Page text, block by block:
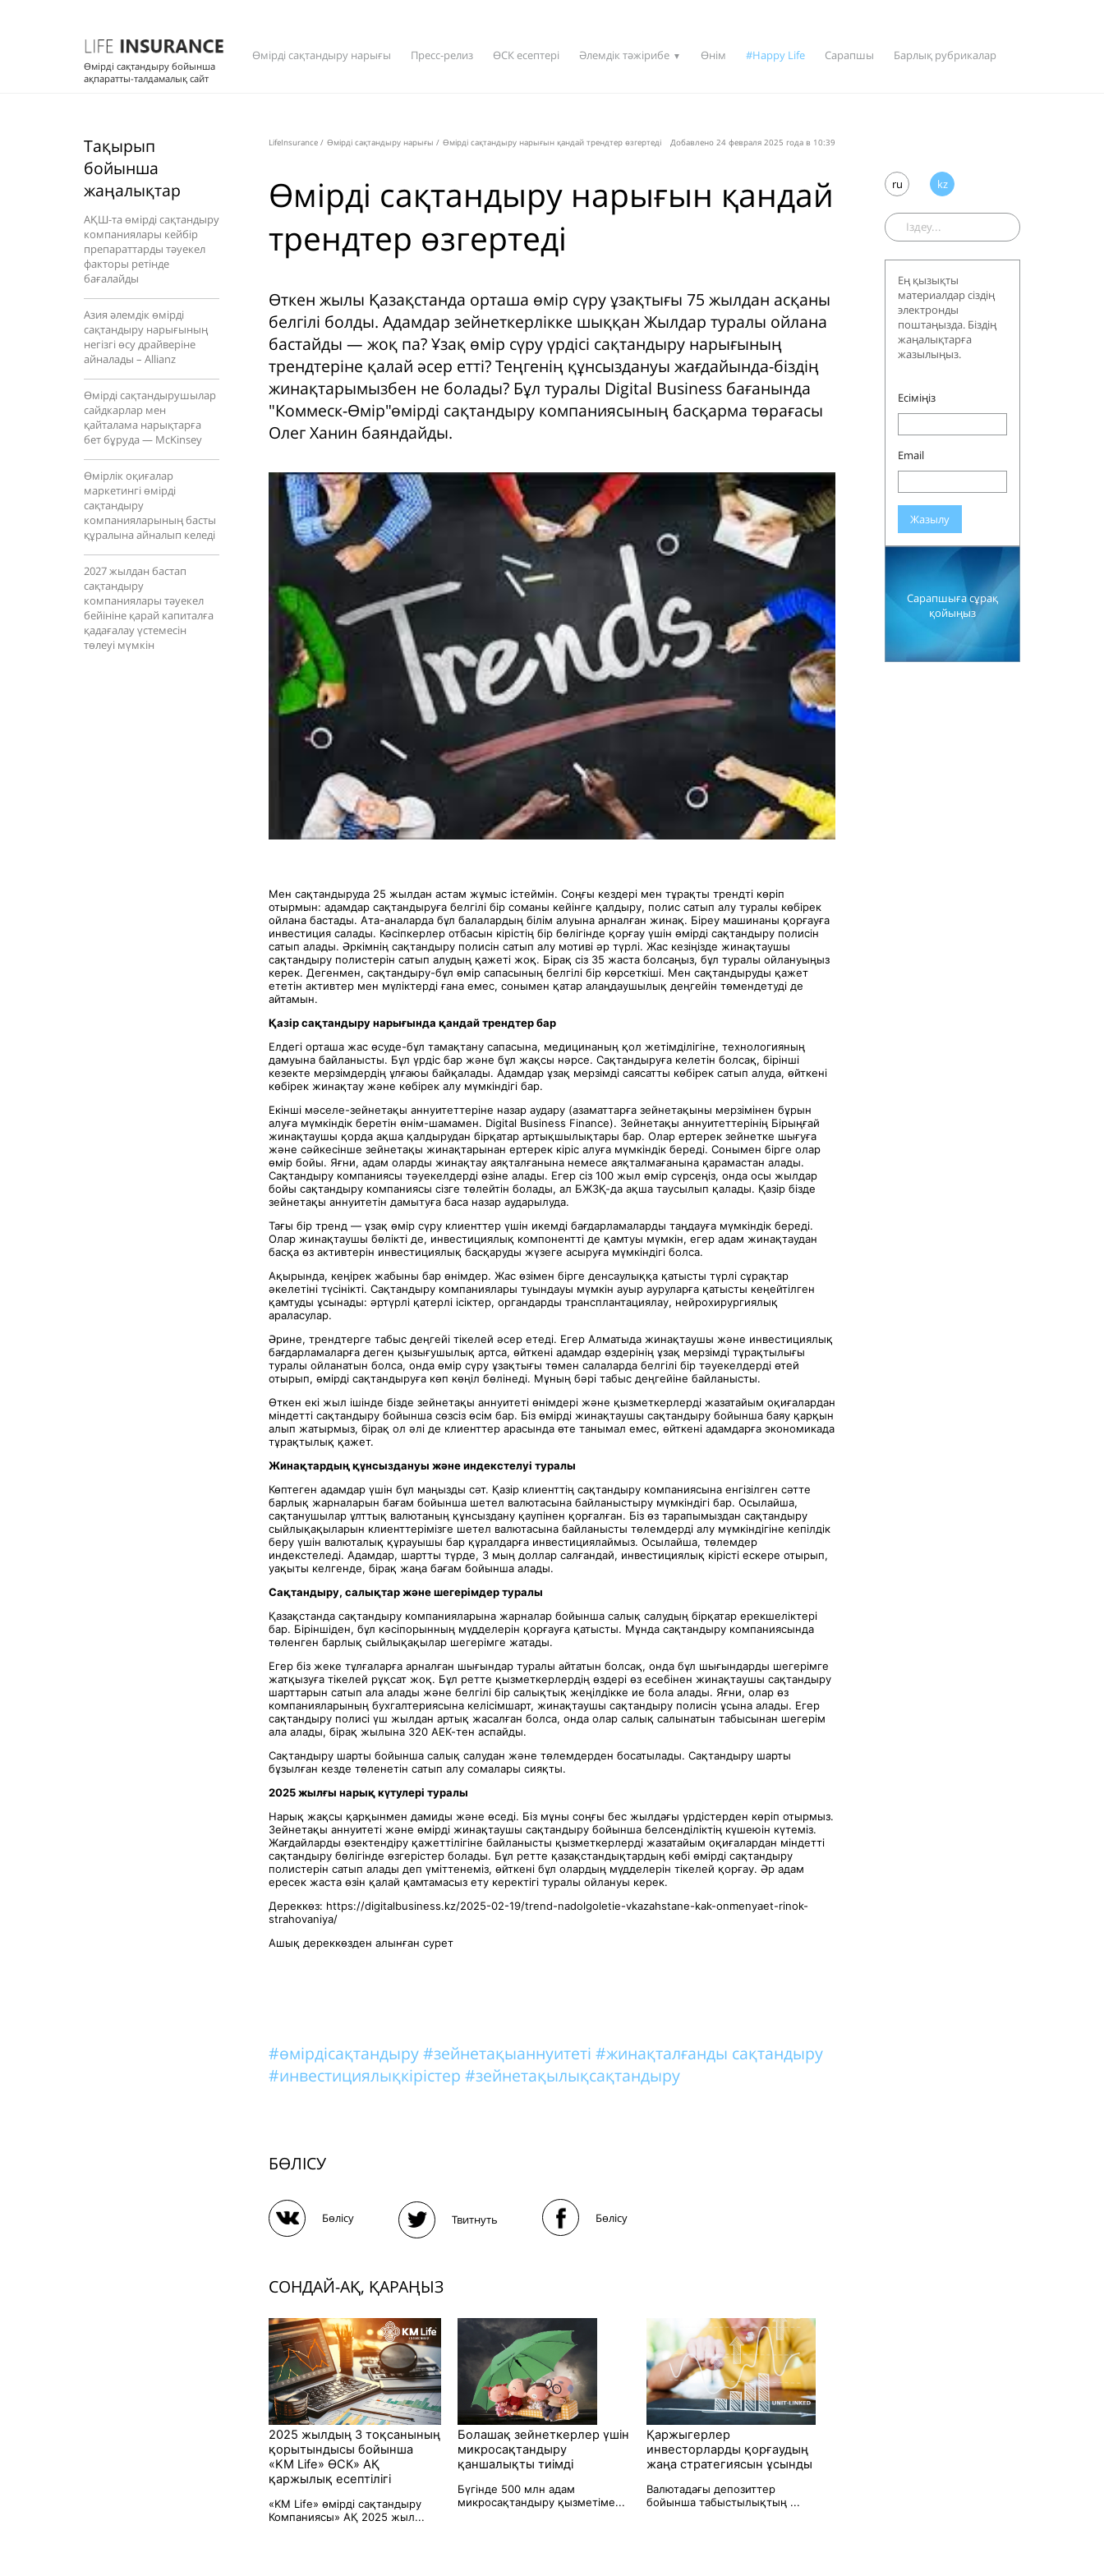
Өмірді сақтандыру бойынша
ақпаратты-талдамалық сайт
Өмірді сақтандыру нарығы Пресс-релиз ӨСК есептері Әлемдік тәжірибе ▼ Өнім #Happy Life Сарапшы Барлық рубрикалар
Тақырып
бойынша
жаңалықтар
АҚШ-та өмірді сақтандыру
компаниялары кейбір
препараттарды тәуекел
факторы ретінде
бағалайды
Азия әлемдік өмірді
сақтандыру нарығының
негізгі өсу драйверіне
айналады – Allianz
Өмірді сақтандырушылар
сайдкарлар мен
қайталама нарықтарға
бет бұруда — McKinsey
Өмірлік оқиғалар
маркетингі өмірді
сақтандыру
компанияларының басты
құралына айналып келеді
2027 жылдан бастап
сақтандыру
компаниялары тәуекел
бейініне қарай капиталға
қадағалау үстемесін
төлеуі мүмкін
LifeInsurance / Өмірді сақтандыру нарығы / Өмірді сақтандыру нарығын қандай трендтер өзгертеді Добавлено 24 февраля 2025 года в 10:39
Өмірді сақтандыру нарығын қандай
трендтер өзгертеді
Өткен жылы Қазақстанда орташа өмір сүру ұзақтығы 75 жылдан асқаны
белгілі болды. Адамдар зейнеткерлікке шыққан Жылдар туралы ойлана
бастайды — жоқ па? Ұзақ өмір сүру үрдісі сақтандыру нарығының
трендтеріне қалай әсер етті? Теңгенің құнсыздануы жағдайында-біздің
жинақтарымызбен не болады? Бұл туралы Digital Business бағанында
"Коммеск-Өмір"өмірді сақтандыру компаниясының басқарма төрағасы
Олег Ханин баяндайды.
Мен сақтандыруда 25 жылдан астам жұмыс істеймін. Соңғы кездері мен тұрақты трендті көріп
отырмын: адамдар сақтандыруға белгілі бір соманы кейінге қалдыру, полис сатып алу туралы көбірек
ойлана бастады. Ата-аналарда бұл балалардың білім алуына арналған жинақ. Біреу машинаны қорғауға
инвестиция салады. Кәсіпкерлер отбасын кірістің бір бөлігінде қорғау үшін өмірді сақтандыру полисін
сатып алады. Әркімнің сақтандыру полисін сатып алу мотиві әр түрлі. Жас кезіңізде жинақтаушы
сақтандыру полистерін сатып алудың қажеті жоқ. Бірақ сіз 35 жаста болсаңыз, бұл туралы ойлануыңыз
керек. Дегенмен, сақтандыру-бұл өмір сапасының белгілі бір көрсеткіші. Мен сақтандыруды қажет
ететін активтер мен мүліктерді ғана емес, сонымен қатар алаңдаушылық деңгейін төмендетуді де
айтамын.
Қазір сақтандыру нарығында қандай трендтер бар
Елдегі орташа жас өсуде-бұл тамақтану сапасына, медицинаның қол жетімділігіне, технологияның
дамуына байланысты. Бұл үрдіс бар және бұл жақсы нәрсе. Сақтандыруға келетін болсақ, бірінші
кезекте мерзімдердің ұлғаюы байқалады. Адамдар ұзақ мерзімді саясатты көбірек сатып алуда, өйткені
көбірек жинақтау және көбірек алу мүмкіндігі бар.
Екінші мәселе-зейнетақы аннуитеттеріне назар аудару (азаматтарға зейнетақыны мерзімінен бұрын
алуға мүмкіндік беретін өнім-шамамен. Digital Business Finance). Зейнетақы аннуитеттерінің Бірыңғай
жинақтаушы қорда ақша қалдырудан бірқатар артықшылықтары бар. Олар ертерек зейнетке шығуға
және сәйкесінше зейнетақы жинақтарынан ертерек кіріс алуға мүмкіндік береді. Сонымен бірге олар
өмір бойы. Яғни, адам оларды жинақтау аяқталғанына немесе аяқталмағанына қарамастан алады.
Сақтандыру компаниясы тәуекелдерді өзіне алады. Егер сіз 100 жыл өмір сүрсеңіз, онда осы жылдар
бойы сақтандыру компаниясы сізге төлейтін болады, ал БЖЗҚ-да ақша таусылып қалады. Қазір бізде
зейнетақы аннуитетін дамытуға баса назар аударылуда.
Тағы бір тренд — ұзақ өмір сүру клиенттер үшін икемді бағдарламаларды таңдауға мүмкіндік береді.
Олар жинақтаушы бөлікті де, инвестициялық компонентті де қамтуы мүмкін, егер адам жинақтаудан
басқа өз активтерін инвестициялық басқаруды жүзеге асыруға мүмкіндігі болса.
Ақырында, кеңірек жабыны бар өнімдер. Жас өзімен бірге денсаулыққа қатысты түрлі сұрақтар
әкелетіні түсінікті. Сақтандыру компаниялары туындауы мүмкін ауыр ауруларға қатысты кеңейтілген
қамтуды ұсынады: әртүрлі қатерлі ісіктер, органдарды трансплантациялау, нейрохирургиялық
араласулар.
Әрине, трендтерге табыс деңгейі тікелей әсер етеді. Егер Алматыда жинақтаушы және инвестициялық
бағдарламаларға деген қызығушылық артса, өйткені адамдар өздерінің ұзақ мерзімді тұрақтылығы
туралы ойланатын болса, онда өмір сүру ұзақтығы төмен салаларда белгілі бір тәуекелдерді өтей
отырып, өмірді сақтандыруға көп көңіл бөлінеді. Мұның бәрі табыс деңгейіне байланысты.
Өткен екі жыл ішінде бізде зейнетақы аннуитеті өнімдері және қызметкерлерді жазатайым оқиғалардан
міндетті сақтандыру бойынша сөзсіз өсім бар. Біз өмірді жинақтаушы сақтандыру бойынша баяу қарқын
алып жатырмыз, бірақ ол әлі де клиенттер арасында өте танымал емес, өйткені адамдарға экономикада
тұрақтылық қажет.
Жинақтардың құнсыздануы және индекстелуі туралы
Көптеген адамдар үшін бұл маңызды сәт. Қазір клиенттің сақтандыру компаниясына енгізілген сәтте
барлық жарналарын бағам бойынша шетел валютасына байланыстыру мүмкіндігі бар. Осылайша,
сақтанушылар ұлттық валютаның құнсыздану қаупінен қорғалған. Біз өз тарапымыздан сақтандыру
сыйлықақыларын клиенттерімізге шетел валютасына байланысты төлемдерді алу мүмкіндігіне кепілдік
беру үшін валюталық құрауышы бар құралдарға инвестициялаймыз. Осылайша, төлемдер
индекстеледі. Адамдар, шартты түрде, 3 мың доллар салғандай, инвестициялық кірісті ескере отырып,
уақыты келгенде, бірақ жаңа бағам бойынша алады.
Сақтандыру, салықтар және шегерімдер туралы
Қазақстанда сақтандыру компанияларына жарналар бойынша салық салудың бірқатар ерекшеліктері
бар. Біріншіден, бұл кәсіпорынның мүдделерін қорғауға қатысты. Мұнда сақтандыру компаниясында
төленген барлық сыйлықақылар шегерімге жатады.
Егер біз жеке тұлғаларға арналған шығындар туралы айтатын болсақ, онда бұл шығындарды шегерімге
жатқызуға тікелей рұқсат жоқ. Бұл ретте қызметкерлердің өздері өз есебінен жинақтаушы сақтандыру
шарттарын сатып ала алады және белгілі бір салықтық жеңілдікке ие бола алады. Яғни, олар өз
компанияларының бухгалтериясына келісімшарт, жинақтаушы сақтандыру полисін ұсына алады. Егер
сақтандыру полисі үш жылдан артық жасалған болса, онда олар салық салынатын табысынан шегерім
ала алады, бірақ жылына 320 АЕК-тен аспайды.
Сақтандыру шарты бойынша салық салудан және төлемдерден босатылады. Сақтандыру шарты
бұзылған кезде төленетін сатып алу сомалары сияқты.
2025 жылғы нарық күтулері туралы
Нарық жақсы қарқынмен дамиды және өседі. Біз мұны соңғы бес жылдағы үрдістерден көріп отырмыз.
Зейнетақы аннуитеті және өмірді жинақтаушы сақтандыру бойынша белсенділіктің күшеюін күтеміз.
Жағдайларды өзектендіру қажеттілігіне байланысты қызметкерлерді жазатайым оқиғалардан міндетті
сақтандыру бөлігінде өзгерістер болады. Бұл ретте қазақстандықтардың көбі өмірді сақтандыру
полистерін сатып алады деп үміттенеміз, өйткені бұл олардың мүдделерін тікелей қорғау. Әр адам
ересек жаста өзін қалай қамтамасыз ету керектігі туралы ойлануы керек.
Дереккөз: https://digitalbusiness.kz/2025-02-19/trend-nadolgoletie-vkazahstane-kak-onmenyaet-rinok-
strahovaniya/
Ашық дереккөзден алынған сурет
#өмірдісақтандыру#зейнетақыаннуитеті #жинақталғанды сақтандыру
#инвестициялықкірістер #зейнетақылықсақтандыру
БӨЛІСУ
Бөлісу Твитнуть Бөлісу
СОНДАЙ-АҚ, ҚАРАҢЫЗ
2025 жылдың 3 тоқсанының
қорытындысы бойынша
«KM Life» ӨCК» АҚ
қаржылық есептілігі
«KM Life» өмірді сақтандыру
Компаниясы» АҚ 2025 жыл...
Болашақ зейнеткерлер үшін
микросақтандыру
қаншалықты тиімді
Бүгінде 500 млн адам
микросақтандыру қызметіме...
Қаржыгерлер
инвесторларды қорғаудың
жаңа стратегиясын ұсынды
Валютадағы депозиттер
бойынша табыстылықтың ...
ru kz
Ең қызықты
материалдар сіздің
электронды
поштаңызда. Біздің
жаңалықтарға
жазылыңыз.
Есіміңіз
Email
Жазылу
Сарапшыға сұрақ
қойыңыз